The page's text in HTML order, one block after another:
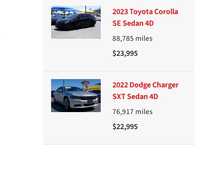
2023 Toyota Corolla
SE Sedan 4D
88,785 miles
$23,995
2022 Dodge Charger
SXT Sedan 4D
76,917 miles
$22,995